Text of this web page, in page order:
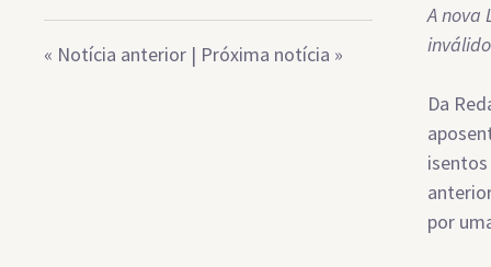
« Notícia anterior | Próxima notícia »
A nova
Da
por